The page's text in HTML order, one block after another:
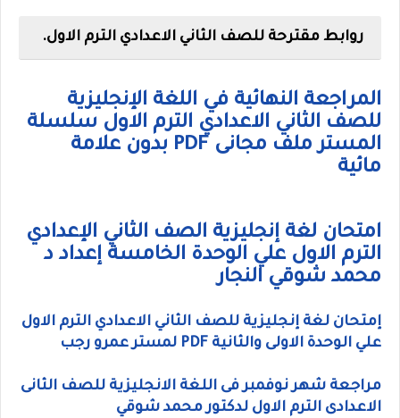
روابط مقترحة للصف الثاني الاعدادي الترم الاول.
المراجعة النهائية في اللغة الإنجليزية
للصف الثاني الاعدادي الترم الاول سلسلة
المستر ملف مجانى PDF بدون علامة
مائية
امتحان لغة إنجليزية الصف الثاني الإعدادي
الترم الاول علي الوحدة الخامسة إعداد د
محمد شوقي النجار
إمتحان لغة إنجليزية للصف الثاني الاعدادي الترم الاول
علي الوحدة الاولى والثانية PDF لمستر عمرو رجب
مراجعة شهر نوفمبر فى اللغة الانجليزية للصف الثانى
الاعدادى الترم الاول لدكتور محمد شوقي